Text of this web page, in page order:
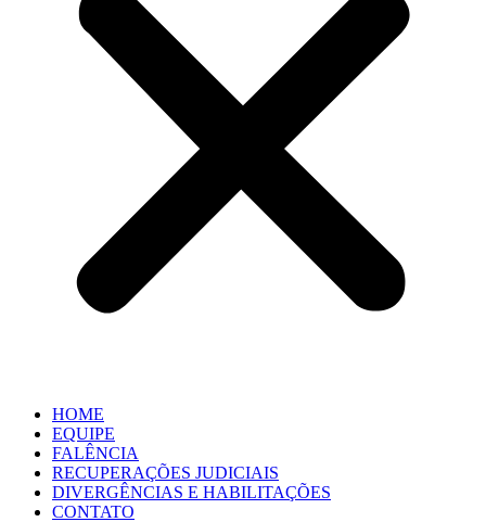
HOME
EQUIPE
FALÊNCIA
RECUPERAÇÕES JUDICIAIS
DIVERGÊNCIAS E HABILITAÇÕES
CONTATO